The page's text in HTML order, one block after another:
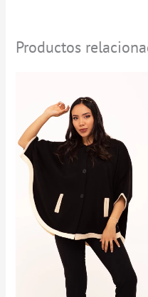
Productos